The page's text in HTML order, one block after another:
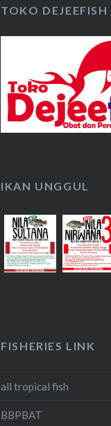
TOKO DEJEEFISH
IKAN UNGGUL
FISHERIES LINK
all tropical fish
BBPBAT